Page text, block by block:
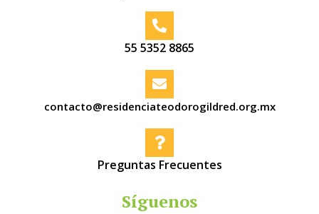
55 5352 8865
contacto@residenciateodorogildred.org.mx
Preguntas Frecuentes
Síguenos